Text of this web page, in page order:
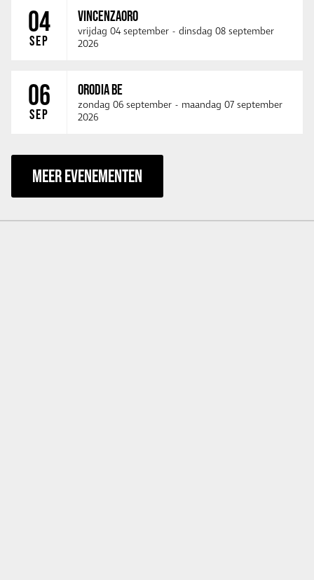
04
SEP
VINCENZAORO
vrijdag 04 september - dinsdag 08 september
2026
06
SEP
ORODIA BE
zondag 06 september - maandag 07 september
2026
MEER EVENEMENTEN